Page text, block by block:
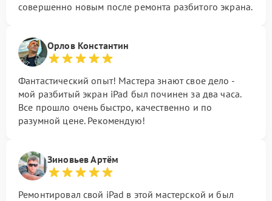
совершенно новым после ремонта разбитого экрана.
Орлов Константин
Фантастический опыт! Мастера знают свое дело -
мой разбитый экран iPad был починен за два часа.
Все прошло очень быстро, качественно и по
разумной цене. Рекомендую!
Зиновьев Артём
Ремонтировал свой iPad в этой мастерской и был